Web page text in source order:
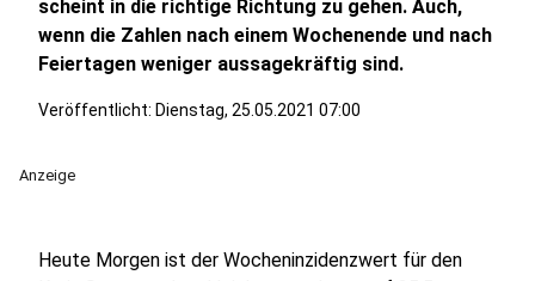
scheint in die richtige Richtung zu gehen. Auch,
wenn die Zahlen nach einem Wochenende und nach
Feiertagen weniger aussagekräftig sind.
Veröffentlicht: Dienstag, 25.05.2021 07:00
Anzeige
Heute Morgen ist der Wocheninzidenzwert für den